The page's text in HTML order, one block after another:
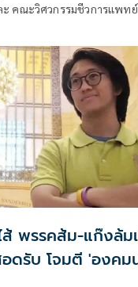
ะ คณะวิศวกรรมชีวการแพท
ไร้หลักการความรู้ ขาดวุฒิภาว
ส้ พรรคส้ม-แก๊งล้ม
อดรับ โจมตี 'องคม